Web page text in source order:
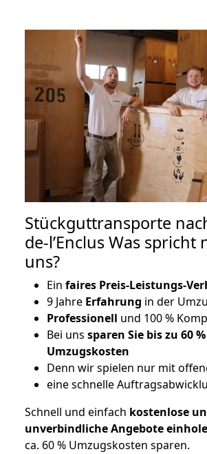
Stückguttransporte
de-l’Enclus Was spricht
uns?
Ein faires Preis-Leistungs-
9 Jahre Erfahrung in der
Professionell und 100 %
Bei uns sparen Sie bis zu 60 %
Umzugskosten
Denn wir spielen nur mit
eine schnelle
Schnell und einfach kostenlose
unverbindliche Angebote
ca. 60 % Umzugskosten sparen.